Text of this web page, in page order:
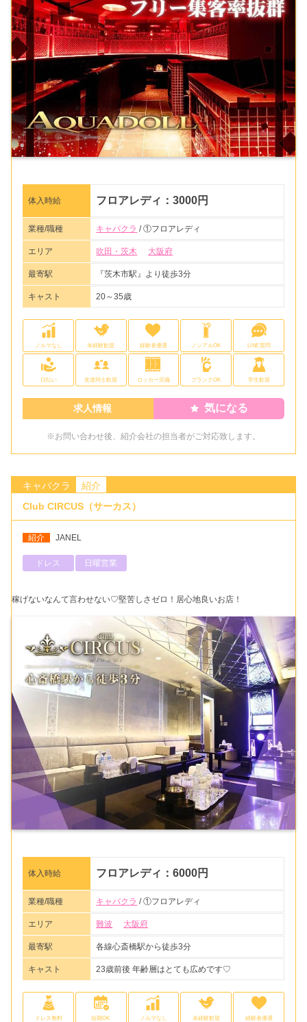
体入時給 フロアレディ：3000円
業種/職種 キャバクラ / ①フロアレディ
エリア 吹田・茨木 大阪府
最寄駅 『茨木市駅』より徒歩3分
キャスト 20～35歳
ノルマなし 未経験歓迎 経験者優遇 ノンアルOK LINE質問
日払い 友達同士歓迎 ロッカー完備 ブランクOK 学生歓迎
求人情報 気になる
※お問い合わせ後、紹介会社の担当者がご対応致します。
キャバクラ
紹介
Club CIRCUS（サーカス）
紹介 JANEL
ドレス 日曜営業
稼げないなんて言わせない♡堅苦しさゼロ！居心地良いお店！
体入時給 フロアレディ：6000円
業種/職種 キャバクラ / ①フロアレディ
エリア 難波 大阪府
最寄駅 各線心斎橋駅から徒歩3分
キャスト 23歳前後 年齢層はとても広めです♡
ドレス無料 短期OK ノルマなし 未経験歓迎 経験者優遇